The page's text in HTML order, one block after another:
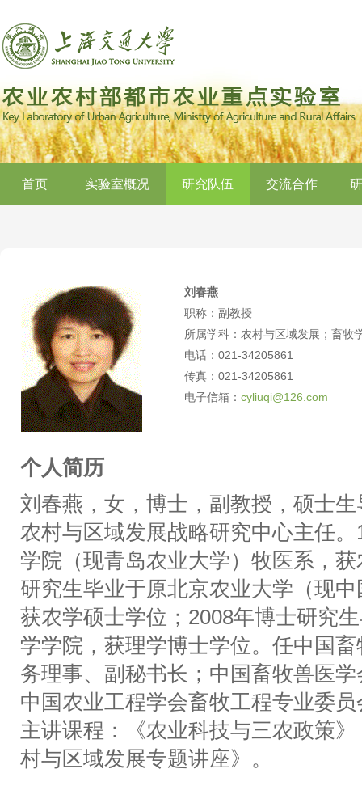
首页 实验室概况 研究队伍 交流合作
刘春燕
职称：副教授
所属学科：农村与区域发展；畜牧
电话：021-34205861
传真：021-34205861
电子信箱： cyliuqi@126.com
个人简历
刘春燕，女，博士，副教授，硕士
农村与区域发展战略研究中心主任
学院（现青岛农业大学）牧医系，
研究生毕业于原北京农业大学（现
获农学硕士学位；2008年博士研究
学学院，获理学博士学位。任中国
务理事、副秘书长；中国畜牧兽医
中国农业工程学会畜牧工程专业委
主讲课程：《农业科技与三农政策
村与区域发展专题讲座》。